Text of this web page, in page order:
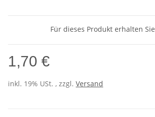
Für dieses Produkt erhalten Sie
1,70 €
inkl. 19% USt. , zzgl. Versand